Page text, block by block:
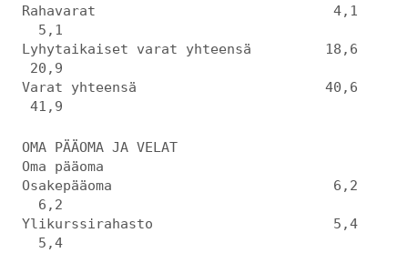
Rahavarat 4,1
5,1
Lyhytaikaiset varat yhteensä 18,6
20,9
Varat yhteensä 40,6
41,9
OMA PÄÄOMA JA VELAT
Oma pääoma
Osakepääoma 6,2
6,2
Ylikurssirahasto 5,4
5,4